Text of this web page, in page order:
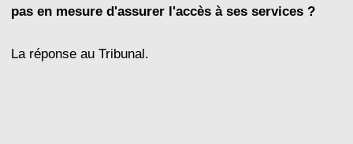
pas en mesure d'assurer l'accès à ses services ?
La réponse au Tribunal.